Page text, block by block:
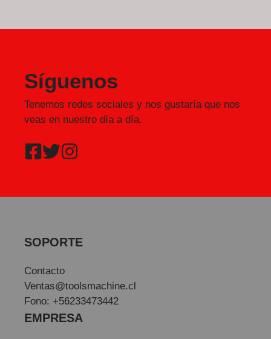
Síguenos
Tenemos redes sociales y nos gustaría que nos
veas en nuestro día a día.
SOPORTE
Contacto
Ventas@toolsmachine.cl
Fono: +56233473442
EMPRESA